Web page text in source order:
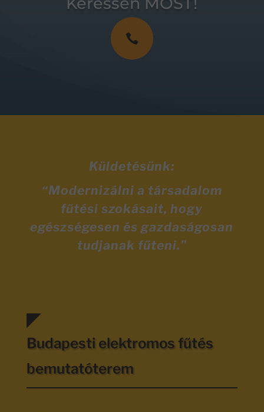

Küldetésünk:
“Modernizálni a társadalom
fűtési szokásait, hogy
egészségesen és gazdaságosan
tudjanak fűteni.”
Budapesti elektromos fűtés
bemutatóterem